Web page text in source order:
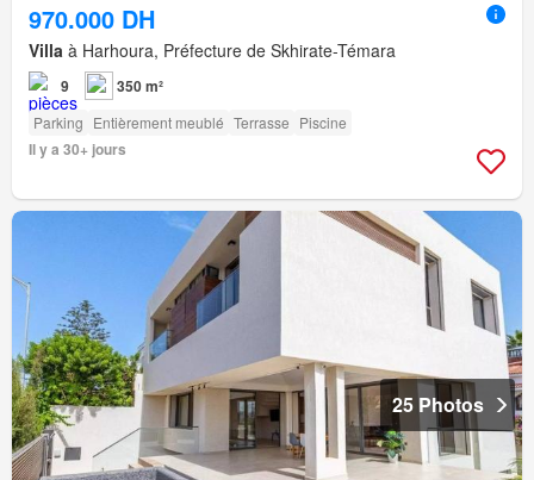
970.000 DH
Villa à Harhoura, Préfecture de Skhirate-Témara
9 350 m²
Parking Entièrement meublé Terrasse Piscine
Il y a 30+ jours
25 Photos